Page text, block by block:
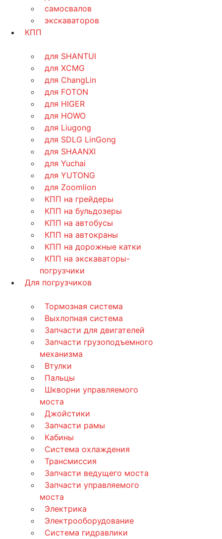
самосвалов
экскаваторов
КПП
для SHANTUI
для XCMG
для ChangLin
для FOTON
для HIGER
для HOWO
для Liugong
для SDLG LinGong
для SHAANXI
для Yuchai
для YUTONG
для Zoomlion
КПП на грейдеры
КПП на бульдозеры
КПП на автобусы
КПП на автокраны
КПП на дорожные катки
КПП на экскаваторы-
погрузчики
Для погрузчиков
Тормозная система
Выхлопная система
Запчасти для двигателей
Запчасти грузоподъемного
механизма
Втулки
Пальцы
Шкворни управляемого
моста
Джойстики
Запчасти рамы
Кабины
Система охлаждения
Трансмиссия
Запчасти ведущего моста
Запчасти управляемого
моста
Электрика
Электрооборудование
Система гидравлики